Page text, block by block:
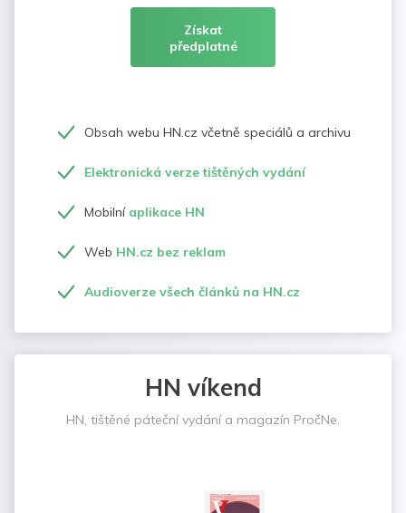
Získat
předplatné
Obsah webu HN.cz včetně speciálů a archivu
Elektronická verze tištěných vydání
Mobilní aplikace HN
Web HN.cz bez reklam
Audioverze všech článků na HN.cz
HN víkend
HN, tištěné páteční vydání a magazín PročNe.